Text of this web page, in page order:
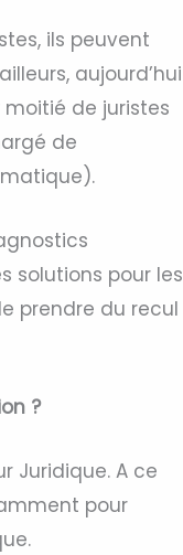
ils peuvent
aujourd’hui
moitié de juristes
de
solutions pour les
prendre du recul
?
Juridique. A ce
pour